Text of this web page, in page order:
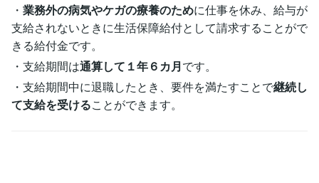
・ 業務外の病気やケガの療養のために仕事を休み、給与が
支給されないときに生活保障給付として請求することがで
きる給付金です。
・支給期間は通算して１年６カ月です。
・支給期間中に退職したとき、要件を満たすことで継続し
て支給を受けることができます。